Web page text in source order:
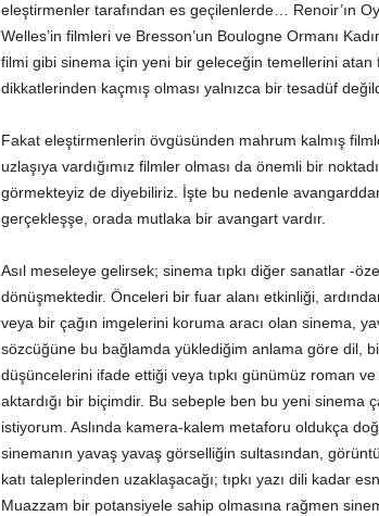
eleştirmenler tarafından es geçilenlerde… Renoir’ın
Welles’in filmleri ve Bresson’un Boulogne Ormanı
filmi gibi sinema için yeni bir geleceğin temellerini atan
dikkatlerinden kaçmış olması yalnızca bir tesadüf
Fakat eleştirmenlerin övgüsünden mahrum kalmış
uzlaşıya vardığımız filmler olması da önemli bir
görmekteyiz de diyebiliriz. İşte bu nedenle
gerçekleşşe, orada mutlaka bir avangart vardır.
Asıl meseleye gelirsek; sinema tıpkı diğer sanatlar -
dönüşmektedir. Önceleri bir fuar alanı etkinliği,
veya bir çağın imgelerini koruma aracı olan sinema,
sözcüğüne bu bağlamda yüklediğim anlama göre dil,
düşüncelerini ifade ettiği veya tıpkı günümüz roman ve
aktardığı bir biçimdir. Bu sebeple ben bu yeni sinema
istiyorum. Aslında kamera-kalem metaforu oldukça
sinemanın yavaş yavaş görselliğin sultasından,
katı taleplerinden uzaklaşacağı; tıpkı yazı dili kadar
Muazzam bir potansiyele sahip olmasına rağmen